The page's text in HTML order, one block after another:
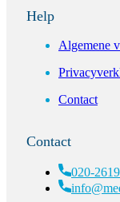
Help
Algemene
Contact
Contact
020-